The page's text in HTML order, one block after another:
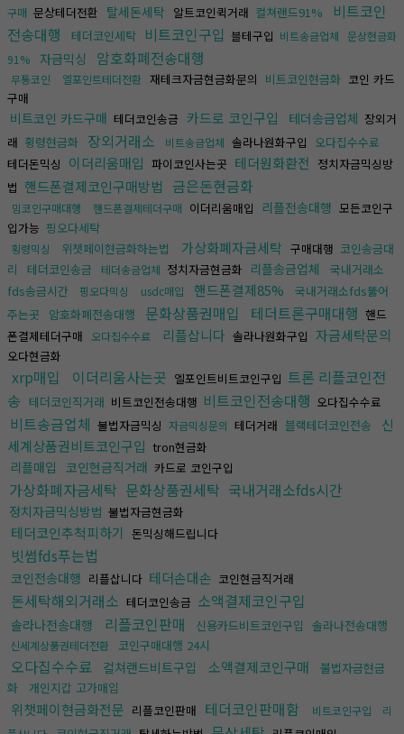
구매 문상테더전환 탈세돈세탁 알트코인퀵거래 컬쳐랜드91%
비트코인
전송대행
테더코인세탁 비트코인구입 블테구입 비트송금업체 문상현금화
91%
자금믹싱 암호화폐전송대행
무통코인 엘포인트테더전환 재테크자금현금화문의 비트코인현금화 코인 카드
구매
비트코인 카드구매 테더코인송금 카드로 코인구입 테더송금업체 장외거
래 횡령현금화 장외거래소 비트송금업체 솔라나원화구입 오다집수수료
테더돈믹싱 이더리움매입 파이코인사는곳 테더원화환전 정치자금믹싱방
법 핸드폰결제코인구매방법 금은돈현금화
밈코인구매대행 핸드폰결제테더구매 이더리움매입 리플전송대행 모든코인구
입가능 핑오다세탁
횡령믹싱 위챗페이현금화하는법 가상화폐자금세탁 구매대행 코인송금대
리
테더코인송금 테더송금업체 정치자금현금화 리플송금업체
국내거래소
fds송금시간
핑오다믹싱 usdc매입 핸드폰결제85%
국내거래소fds뚫어
주는곳
암호화폐전송대행 문화상품권매입 테더트론구매대행 핸드
폰결제테더구매
오다집수수료 리플삽니다 솔라나원화구입 자금세탁문의
오다현금화
xrp매입 이더리움사는곳 엘포인트비트코인구입 트론 리플코인전
송 테더코인직거래 비트코인전송대행 비트코인전송대행 오다집수수료
비트송금업체 불법자금믹싱 자금믹싱문의 테더거래 블랙테더코인전송
신
세계상품권비트코인구입 tron현금화
리플매입 코인현금직거래 카드로 코인구입
가상화폐자금세탁 문화상품권세탁 국내거래소fds시간
정치자금믹싱방법 불법자금현금화
테더코인추척피하기 돈믹싱해드립니다
빗썸fds푸는법
코인전송대행 리플삽니다 테더손대손 코인현금직거래
돈세탁해외거래소 테더코인송금 소액결제코인구입
솔라나전송대행 리플코인판매 신용카드비트코인구입 솔라나전송대행
신세계상품권테더전환 코인구매대행 24시
오다집수수료 컬쳐랜드비트구입 소액결제코인구매
불법자금현금
화
개인지갑 고가매입
위챗페이현금화전문 리플코인판매 테더코인판매함 비트코인구입
리